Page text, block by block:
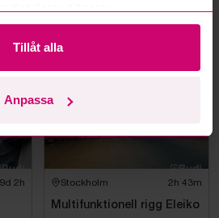
Tillåt alla
Anpassa
9d 2h Stockholm 2h 43m
Multifunktionell rigg Eleiko